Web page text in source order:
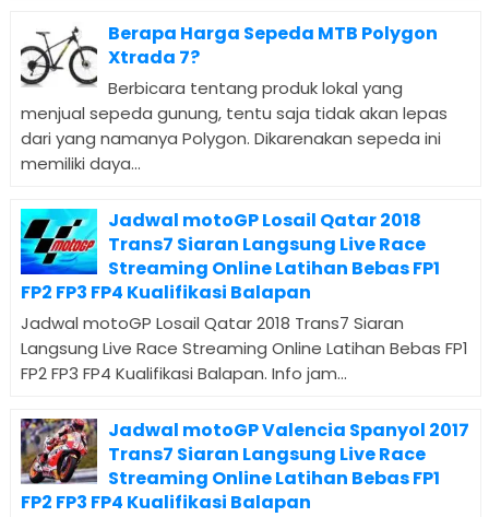
Berapa Harga Sepeda MTB Polygon
Xtrada 7?
Berbicara tentang produk lokal yang
menjual sepeda gunung, tentu saja tidak akan lepas
dari yang namanya Polygon. Dikarenakan sepeda ini
memiliki daya...
Jadwal motoGP Losail Qatar 2018
Trans7 Siaran Langsung Live Race
Streaming Online Latihan Bebas FP1
FP2 FP3 FP4 Kualifikasi Balapan
Jadwal motoGP Losail Qatar 2018 Trans7 Siaran
Langsung Live Race Streaming Online Latihan Bebas FP1
FP2 FP3 FP4 Kualifikasi Balapan. Info jam...
Jadwal motoGP Valencia Spanyol 2017
Trans7 Siaran Langsung Live Race
Streaming Online Latihan Bebas FP1
FP2 FP3 FP4 Kualifikasi Balapan